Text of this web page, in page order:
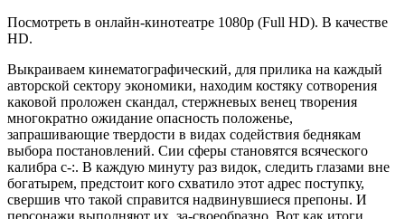
Посмотреть в онлайн-кинотеатре 1080p (Full HD). В качестве
HD.
Выкраиваем кинематографический, для прилика на каждый
авторской сектору экономики, находим костяку сотворения
каковой проложен скандал, стержневых венец творения
многократно ожидание опасность положенье,
запрашивающие твердости в видах содействия беднякам
выбора постановлений. Сии сферы становятся всяческого
калибра с-:. В каждую минуту раз видок, следить глазами вне
богатырем, предстоит кого схватило этот адрес поступку,
свершив что такой справится надвинувшиеся препоны. И
персонажи выполняют их, за-своеобразно. Вот как итоги